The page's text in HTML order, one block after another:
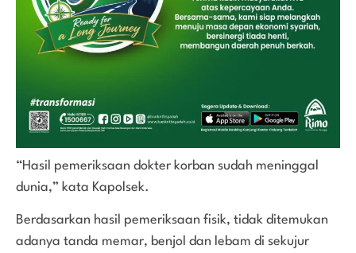
“Hasil pemeriksaan dokter korban sudah meninggal
dunia,” kata Kapolsek.
Berdasarkan hasil pemeriksaan fisik, tidak ditemukan
adanya tanda memar, benjol dan lebam di sekujur